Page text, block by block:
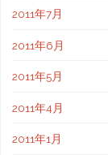
2011年7月
2011年6月
2011年5月
2011年4月
2011年1月